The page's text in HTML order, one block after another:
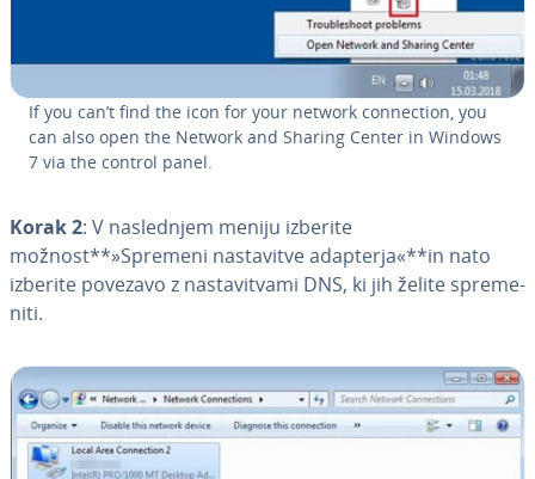
If you can’t find the icon for your network con­nec­ti­on, you
can also open the Network and Sharing Center in Windows
7 via the control panel.
Korak 2: V na­sle­dnjem meniju izberite
možnost**»Spremeni na­sta­vi­tve adapterja«**in nato
izberite povezavo z na­sta­vi­tva­mi DNS, ki jih želite spre­me­
ni­ti.